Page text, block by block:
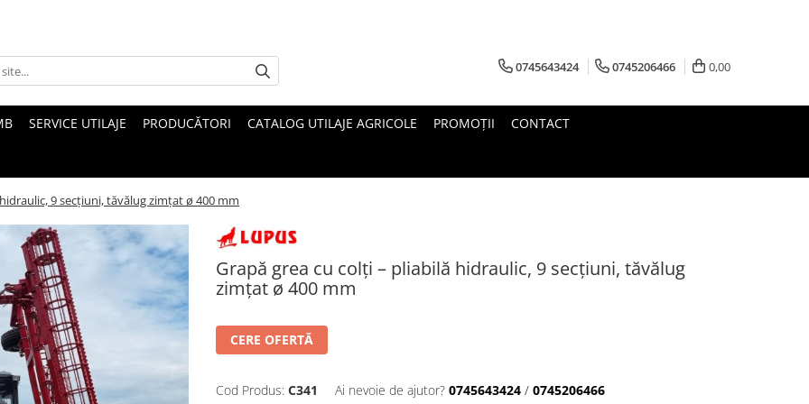
0745643424 0745206466 0,00
SERVICE UTILAJE PRODUCĂTORI CATALOG UTILAJE AGRICOLE PROMOŢII CONTACT
9 secțiuni, tăvălug zimțat ø 400 mm
Grapă grea cu colți – pliabilă hidraulic, 9 secțiuni, tăvălug
zimțat ø 400 mm
CERE OFERTĂ
Cod Produs: C341 Ai nevoie de ajutor? 0745643424 / 0745206466